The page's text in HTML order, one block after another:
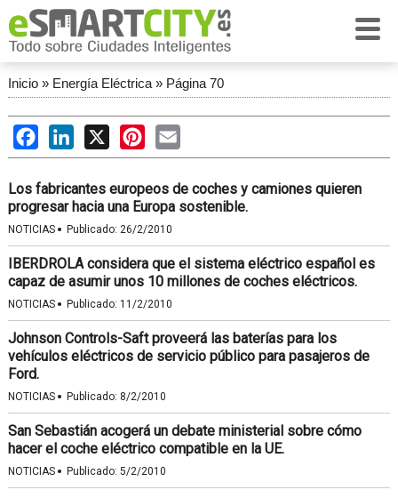
Inicio» Energía Eléctrica» Página 70
FacebookLinkedIn
X PinterestEmail
Los fabricantes europeos de coches y camiones quieren
progresar hacia una Europa sostenible.
NOTICIAS · Publicado: 26/2/2010
IBERDROLA considera que el sistema eléctrico español es
capaz de asumir unos 10 millones de coches eléctricos.
NOTICIAS · Publicado: 11/2/2010
Johnson Controls-Saft proveerá las baterías para los
vehículos eléctricos de servicio público para pasajeros de
Ford.
NOTICIAS · Publicado: 8/2/2010
San Sebastián acogerá un debate ministerial sobre cómo
hacer el coche eléctrico compatible en la UE.
NOTICIAS · Publicado: 5/2/2010